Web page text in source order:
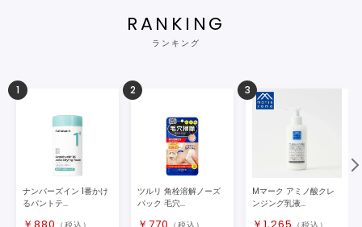
RANKING
ランキング
1
ナンバーズイン 1番かけ
るパントテ...
￥ 880
2
ツルリ 角栓溶解ノーズ
パック 毛穴...
￥ 770
3
Mマーク アミノ酸クレ
ンジング乳液...
￥ 1,265